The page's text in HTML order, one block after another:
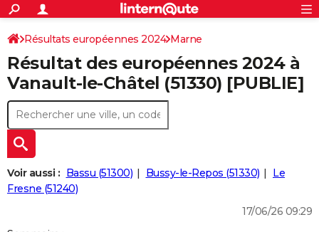
ACTUALITÉS
Politique
Société
Faits Divers
Education
Monde
Villes
+
SPORT
Coupe du monde 2026
Football
Tennis
Cyclisme
Rugby
Forum
Programme TV
TNT
Streaming
Cinéma
Sorties cinéma
Musique
+
FINANCE
Retraite
Impôts
Epargne
Immobilier
Risques naturels par ville
Banque
Assurance
Crédit
AUTO
Essais
Réserver un essai
Citadines
Berlines
SUV
Forum auto
+
HIGH-TECH
Mobiles
Meilleur smartphone
Internet
Ordinateurs
Jeux vidéo
Guide high-tech
+
BRICOLAGE
S'inscrire
Connexion
Résultats européennes 2024 Marne
Résultat des européennes 2024 à
Vanault-le-Châtel (51330) [PUBLIE]
Voir aussi : Bassu (51300) Bussy-le-Repos (51330)
Le
Fresne (51240)
17/06/26 09:29